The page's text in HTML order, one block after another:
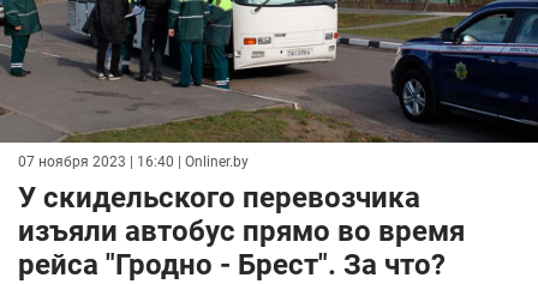
07 ноября 2023 | 16:40 | Onliner.by
У скидельского перевозчика
изъяли автобус прямо во время
рейса "Гродно - Брест". За что?